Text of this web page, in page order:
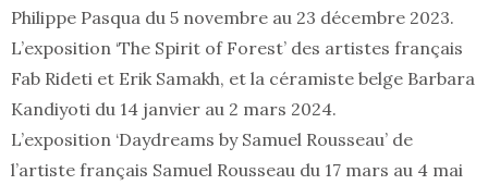
Philippe Pasqua du 5 novembre au 23 décembre 2023.
L’exposition ‘The Spirit of Forest’ des artistes français
Fab Rideti et Erik Samakh, et la céramiste belge Barbara
Kandiyoti du 14 janvier au 2 mars 2024.
L’exposition ‘Daydreams by Samuel Rousseau’ de
l’artiste français Samuel Rousseau du 17 mars au 4 mai